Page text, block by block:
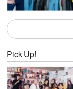
Pick Up!